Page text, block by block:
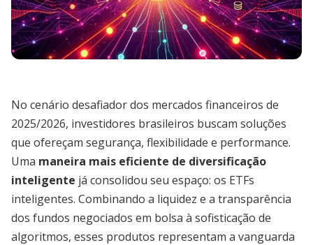
No cenário desafiador dos mercados financeiros de
2025/2026, investidores brasileiros buscam soluções
que ofereçam segurança, flexibilidade e performance.
Uma maneira mais eficiente de diversificação
inteligente já consolidou seu espaço: os ETFs
inteligentes. Combinando a liquidez e a transparência
dos fundos negociados em bolsa à sofisticação de
algoritmos, esses produtos representam a vanguarda